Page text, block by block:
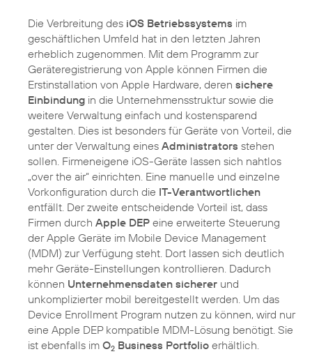
Die Verbreitung des iOS Betriebssystems im
geschäftlichen Umfeld hat in den letzten Jahren
erheblich zugenommen. Mit dem Programm zur
Geräteregistrierung von Apple können Firmen die
Erstinstallation von Apple Hardware, deren sichere
Einbindung in die Unternehmensstruktur sowie die
weitere Verwaltung einfach und kostensparend
gestalten. Dies ist besonders für Geräte von Vorteil, die
unter der Verwaltung eines Administrators stehen
sollen. Firmeneigene iOS-Geräte lassen sich nahtlos
„over the air“ einrichten. Eine manuelle und einzelne
Vorkonfiguration durch die IT-Verantwortlichen
entfällt. Der zweite entscheidende Vorteil ist, dass
Firmen durch Apple DEP eine erweiterte Steuerung
der Apple Geräte im Mobile Device Management
(MDM) zur Verfügung steht. Dort lassen sich deutlich
mehr Geräte-Einstellungen kontrollieren. Dadurch
können Unternehmensdaten sicherer und
unkomplizierter mobil bereitgestellt werden. Um das
Device Enrollment Program nutzen zu können, wird nur
eine Apple DEP kompatible MDM-Lösung benötigt. Sie
ist ebenfalls im O2 Business Portfolio erhältlich.